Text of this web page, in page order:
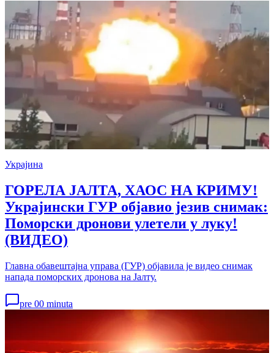
Украјина
ГОРЕЛА ЈАЛТА, ХАОС НА КРИМУ!
Украјински ГУР објавио језив снимак:
Поморски дронови улетели у луку!
(ВИДЕО)
Главна обавештајна управа (ГУР) објавила је видео снимак
напада поморских дронова на Јалту.
pre 00 minuta